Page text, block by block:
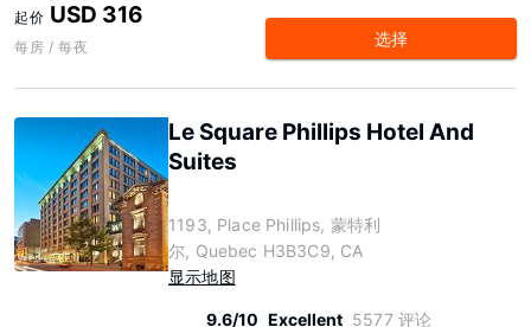
起价 USD 316
每房 / 每夜 选择
Le Square Phillips Hotel And
Suites
1193, Place Phillips, 蒙特利
尔, Quebec H3B3C9, CA
显示地图
9.6/10 Excellent 5577 评论